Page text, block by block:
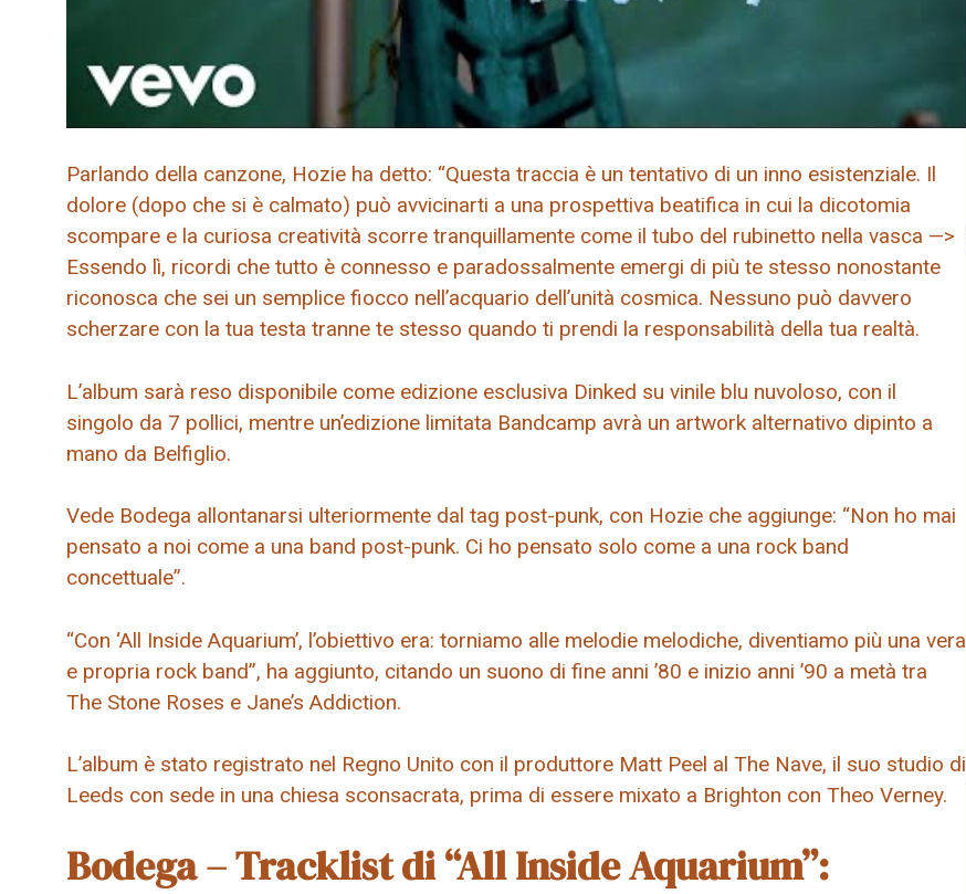
Parlando della canzone, Hozie ha detto: “Questa traccia è un tentativo di un inno esistenziale. Il
dolore (dopo che si è calmato) può avvicinarti a una prospettiva beatifica in cui la dicotomia
scompare e la curiosa creatività scorre tranquillamente come il tubo del rubinetto nella vasca —>
Essendo lì, ricordi che tutto è connesso e paradossalmente emergi di più te stesso nonostante
riconosca che sei un semplice fiocco nell’acquario dell’unità cosmica. Nessuno può davvero
scherzare con la tua testa tranne te stesso quando ti prendi la responsabilità della tua realtà.
L’album sarà reso disponibile come edizione esclusiva Dinked su vinile blu nuvoloso, con il
singolo da 7 pollici, mentre un’edizione limitata Bandcamp avrà un artwork alternativo dipinto a
mano da Belfiglio.
Vede Bodega allontanarsi ulteriormente dal tag post-punk, con Hozie che aggiunge: “Non ho mai
pensato a noi come a una band post-punk. Ci ho pensato solo come a una rock band
concettuale”.
“Con ‘All Inside Aquarium’, l’obiettivo era: torniamo alle melodie melodiche, diventiamo più una vera
e propria rock band”, ha aggiunto, citando un suono di fine anni ’80 e inizio anni ’90 a metà tra
The Stone Roses e Jane’s Addiction.
L’album è stato registrato nel Regno Unito con il produttore Matt Peel al The Nave, il suo studio di
Leeds con sede in una chiesa sconsacrata, prima di essere mixato a Brighton con Theo Verney.
Bodega – Tracklist di “All Inside Aquarium”: